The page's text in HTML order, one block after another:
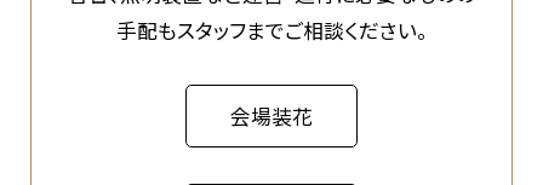
手配もスタッフまでご相談ください。
会場装花